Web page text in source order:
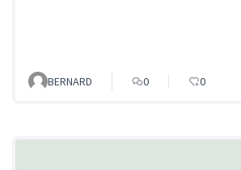
BERNARD 0 0